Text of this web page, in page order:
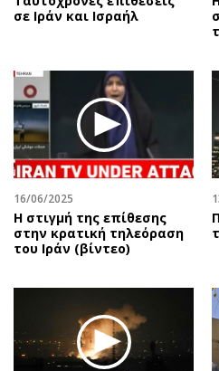
σε Ιράν και Ισραήλ
16/06/2025
Η στιγμή της επίθεσης
στην κρατική τηλεόραση
του Ιράν (βίντεο)